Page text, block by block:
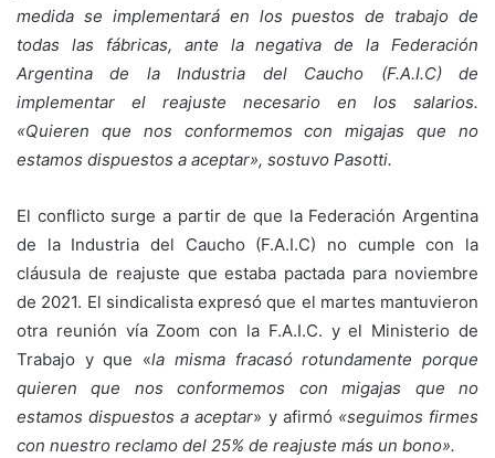
medida se implementará en los puestos de trabajo de
todas las fábricas, ante la negativa de la Federación
Argentina de la Industria del Caucho (F.A.I.C) de
implementar el reajuste necesario en los salarios.
«Quieren que nos conformemos con migajas que no
estamos dispuestos a aceptar», sostuvo Pasotti.
El conflicto surge a partir de que la Federación Argentina
de la Industria del Caucho (F.A.I.C) no cumple con la
cláusula de reajuste que estaba pactada para noviembre
de 2021. El sindicalista expresó que el martes mantuvieron
otra reunión vía Zoom con la F.A.I.C. y el Ministerio de
Trabajo y que «la misma fracasó rotundamente porque
quieren que nos conformemos con migajas que no
estamos dispuestos a aceptar» y afirmó «seguimos firmes
con nuestro reclamo del 25% de reajuste más un bono».